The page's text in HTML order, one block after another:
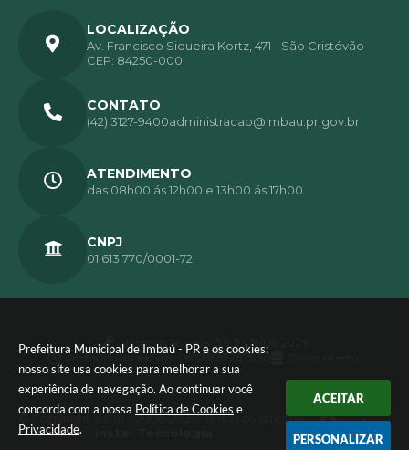
Prefeitura Municipal de Imbaú - PR e os cookies:
nosso site usa cookies para melhorar a sua
experiência de navegação. Ao continuar você
concorda com a nossa Política de Cookies e
Privacidade.
ACEITAR
PERSONALIZAR
LOCALIZAÇÃO
Av. Francisco Siqueira Kortz, 471 - São Cristóvão
CEP: 84250-000
CONTATO
(42) 3127-9400administracao@imbau.pr.gov.br
ATENDIMENTO
das 08h00 ás 12h00 e 13h00 ás 17h00.
CNPJ
01.613.770/0001-72
Versão do Sistema:
3.5.3 - 19/06/2026
Portal atualizado em:
06/08/2026 15:30
© Copyright Instar - 2006-2026. Todos os direitos
reservados -